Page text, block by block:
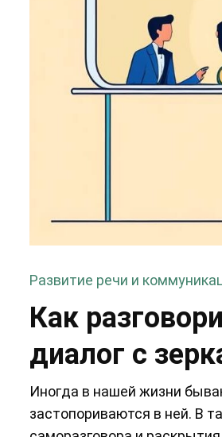
Развитие речи и
Как
диалог с
Иногда в нашей жизни
застопориваются в ней. В